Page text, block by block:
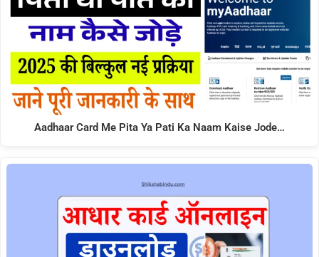
Aadhaar Card Me Pita Ya Pati Ka Naam Kaise Jode…